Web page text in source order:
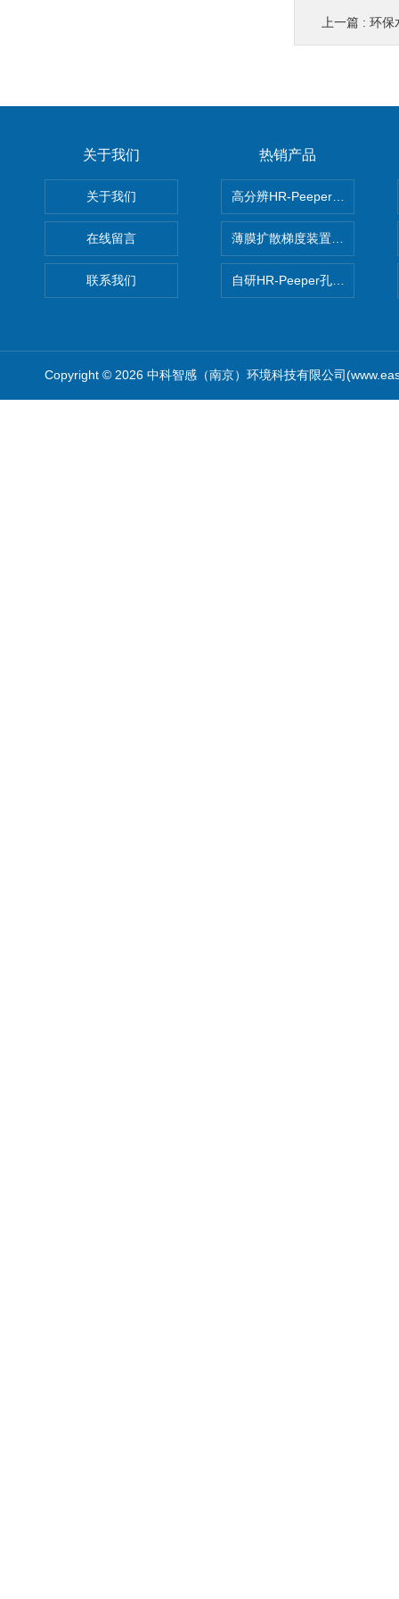
上一篇 : 环保
关于我们
关于我们
在线留言
联系我们
热销产品
高分辨HR-Peeper采样器孔隙
薄膜扩散梯度装置 Agl DGT
自研HR-Peeper孔隙水采样器
Copyright © 2026 中科智感（南京）环境科技有限公司